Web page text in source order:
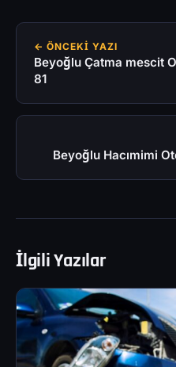
← ÖNCEKI YAZI
Beyoğlu Çatma mescit
81
Beyoğlu Hacımimi
İlgili Yazılar